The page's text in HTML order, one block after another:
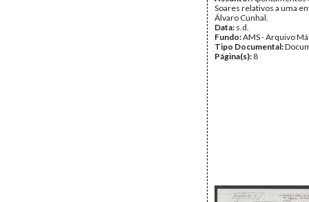
Soares relativos a uma
Álvaro Cunhal.
Data: s.d.
Fundo:AMS - Arquivo
Tipo Documental:
Página(s): 8